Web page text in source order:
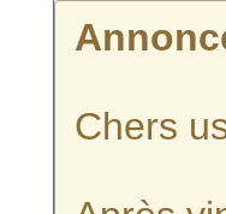
Chers